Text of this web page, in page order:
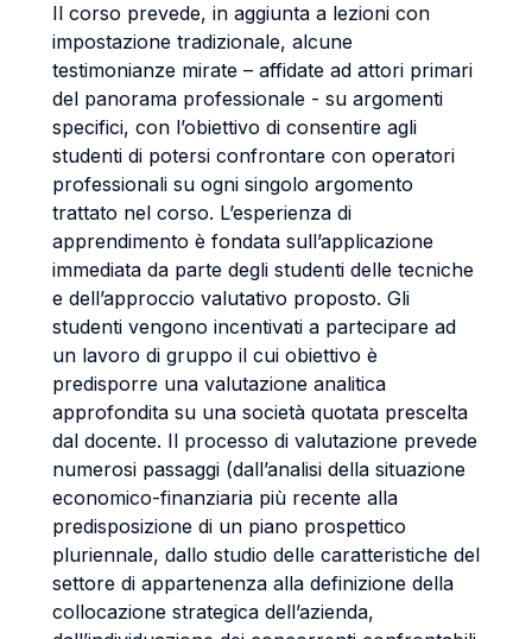
Il corso prevede, in aggiunta a lezioni con
impostazione tradizionale, alcune
testimonianze mirate – affidate ad attori primari
del panorama professionale - su argomenti
specifici, con l’obiettivo di consentire agli
studenti di potersi confrontare con operatori
professionali su ogni singolo argomento
trattato nel corso. L’esperienza di
apprendimento è fondata sull’applicazione
immediata da parte degli studenti delle tecniche
e dell’approccio valutativo proposto. Gli
studenti vengono incentivati a partecipare ad
un lavoro di gruppo il cui obiettivo è
predisporre una valutazione analitica
approfondita su una società quotata prescelta
dal docente. Il processo di valutazione prevede
numerosi passaggi (dall’analisi della situazione
economico-finanziaria più recente alla
predisposizione di un piano prospettico
pluriennale, dallo studio delle caratteristiche del
settore di appartenenza alla definizione della
collocazione strategica dell’azienda,